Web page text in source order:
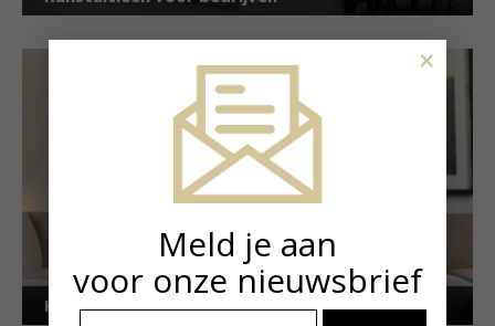
Kunstuitleen voor particulieren
Meld je aan
voor onze nieuwsbrief
×